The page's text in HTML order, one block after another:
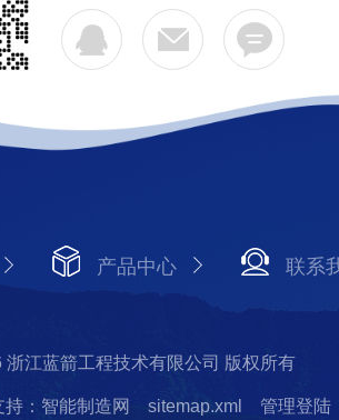
产品中心 联系
江蓝箭工程技术有限公司 版权所有
持：智能制造网 sitemap.xml 管理登陆